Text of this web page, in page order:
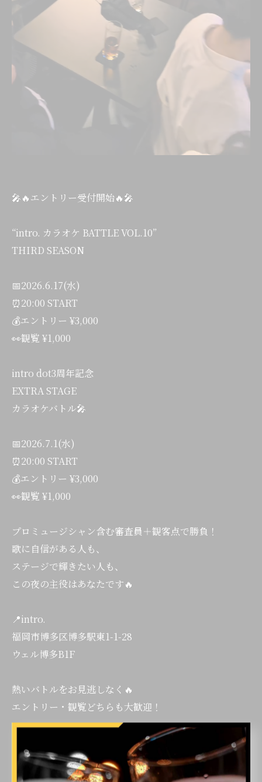
🎤🔥エントリー受付開始🔥🎤
“intro. カラオケ BATTLE VOL.10”
THIRD SEASON
📅2026.6.17(水)
⏰20:00 START
💰エントリー ¥3,000
👀観覧 ¥1,000
intro dot3周年記念
EXTRA STAGE
カラオケバトル🎤
📅2026.7.1(水)
⏰20:00 START
💰エントリー ¥3,000
👀観覧 ¥1,000
プロミュージシャン含む審査員＋観客点で勝負！
歌に自信がある人も、
ステージで輝きたい人も、
この夜の主役はあなたです🔥
📍intro.
福岡市博多区博多駅東1-1-28
ウェル博多B1F
熱いバトルをお見逃しなく🔥
エントリー・観覧どちらも大歓迎！
#福岡 #博多 #カラオケバトル #karaoke #福岡イベント
歌うま 歌好き カラオケ 賞金あり 音楽イベント 博多駅 イ
ントロ fukuoka music liveevent